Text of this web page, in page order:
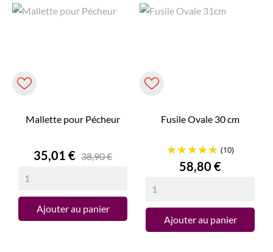
Mallette pour Pécheur
Prix
35,01 € 38,90 €
Ajouter au panier
Fusile Ovale 30 cm
(10)
Prix
58,80 €
Ajouter au panier